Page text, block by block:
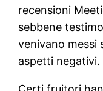
recensioni
sebbene
venivano messi
aspetti negativi.